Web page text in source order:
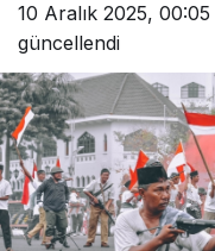
10 Aralık 2025, 00:05
güncellendi